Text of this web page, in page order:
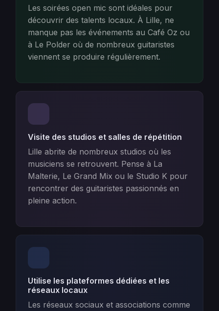
Les soirées open mic sont idéales pour
découvrir des talents locaux. À Lille, ne
manque pas les événements au Café Oz ou
à Le Polder où de nombreux guitaristes
viennent se produire régulièrement.
Visite des studios et salles de répétition
Lille abrite de nombreux studios où les
musiciens se retrouvent. Pense à La
Malterie, Le Grand Mix ou le Studio K pour
rencontrer des guitaristes passionnés en
pleine action.
Utilise les plateformes dédiées et les
réseaux locaux
Les réseaux sociaux et associations comme